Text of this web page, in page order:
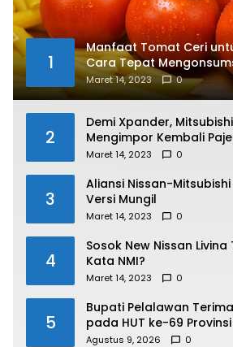
1
Manfaat Tomat Ceri
Cara Tepat
Maret 14, 2023 0
2
Demi Xpander,
Mengimpor Kembali
Maret 14, 2023 0
3
Aliansi Nissan-
Versi Mungil
Maret 14, 2023 0
4
Sosok New Nissan
Kata NMI?
Maret 14, 2023 0
5
Bupati Pelalawan
pada HUT ke-69
Santunan Anak Yatim
Agustus 9, 2026 0